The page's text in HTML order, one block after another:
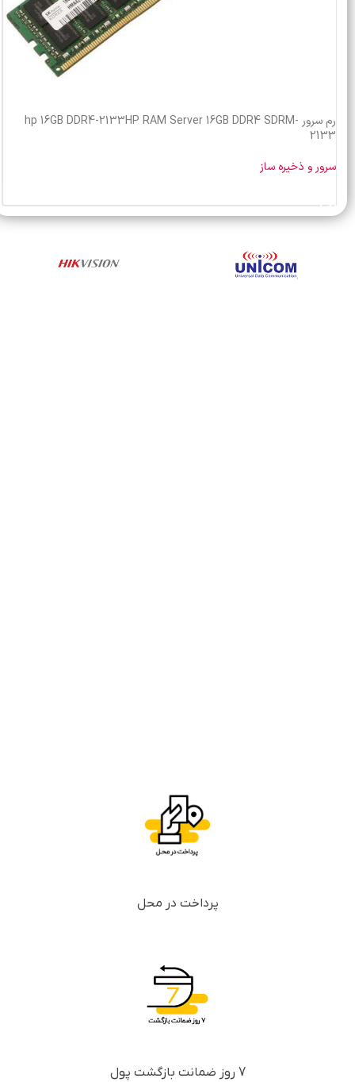
رم سرور hp 16GB DDR4-2133HP RAM Server 16GB DDR4 SDRM-
2133
سرور و ذخیره ساز
پرداخت در محل
7 روز ضمانت بازگشت پول